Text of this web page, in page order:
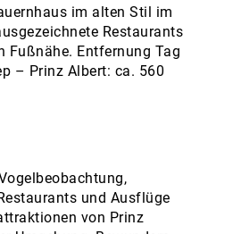
im alten Stil im
Restaurants
Fußnähe. Entfernung Tag
– Prinz Albert: ca. 560
und Ausflüge
von Prinz